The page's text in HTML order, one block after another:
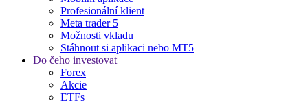
Profesionální klient
Meta trader 5
Možnosti vkladu
Stáhnout si aplikaci nebo MT5
Do čeho investovat
Forex
Akcie
ETFs